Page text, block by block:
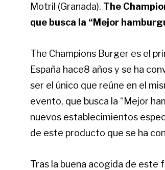
Motril (Granada). The
que busca la “Mejor
The Champions Burger es el
España hace8 años y se ha
ser el único que reúne en el
evento, que busca la “Mejor
nuevos establecimientos
de este producto que se ha
Tras la buena acogida de